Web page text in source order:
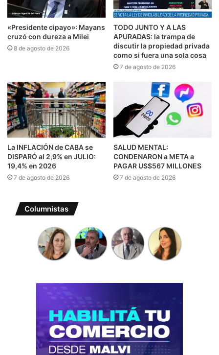
«Presidente cipayo»: Mayans
cruzó con dureza a Milei
8 de agosto de 2026
TODO JUNTO Y A LAS
APURADAS: la trampa de
discutir la propiedad privada
como si fuera una sola cosa
7 de agosto de 2026
La INFLACIÓN de CABA se
DISPARÓ al 2,9% en JULIO:
19,4% en 2026
7 de agosto de 2026
SALUD MENTAL:
CONDENARON a META a
PAGAR US$567 MILLONES
7 de agosto de 2026
Columnistas